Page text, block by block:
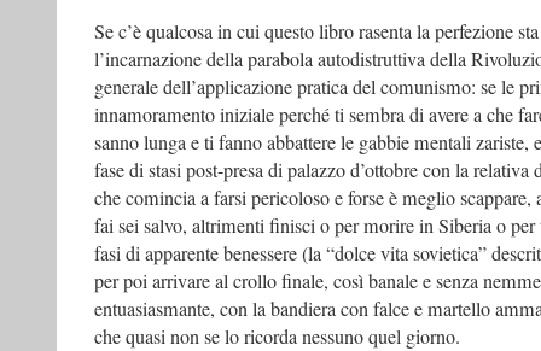
Se c’è qualcosa in cui questo libro rasenta la perfezione
l’incarnazione della parabola autodistruttiva della
generale dell’applicazione pratica del comunismo: se le
innamoramento iniziale perché ti sembra di avere a che
sanno lunga e ti fanno abbattere le gabbie mentali zariste,
fase di stasi post-presa di palazzo d’ottobre con la
che comincia a farsi pericoloso e forse è meglio
fai sei salvo, altrimenti finisci o per morire in Siberia o per
fasi di apparente benessere (la “dolce vita sovietica”
per poi arrivare al crollo finale, così banale e senza
entuasiasmante, con la bandiera con falce e martello
che quasi non se lo ricorda nessuno quel giorno.